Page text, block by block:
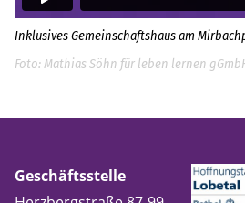
Inklusives Gemeinschaftshaus am
Mathias Söhn für leben lernen
Geschäftsstelle